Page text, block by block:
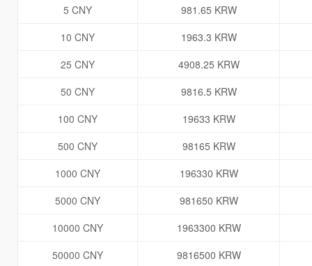
5 CNY
981.65 KRW
10 CNY
1963.3 KRW
25 CNY
4908.25 KRW
50 CNY
9816.5 KRW
100 CNY
19633 KRW
500 CNY
98165 KRW
1000 CNY
196330 KRW
5000 CNY
981650 KRW
10000 CNY
1963300 KRW
50000 CNY
9816500 KRW